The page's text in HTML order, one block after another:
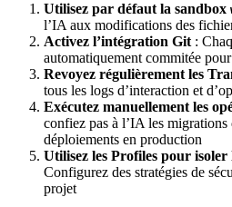
Utilisez par défaut la sandbox
l’IA aux modifications des
Activez l’intégration Git:
automatiquement commitée
Revoyez régulièrement les
tous les logs d’interaction et
Exécutez manuellement les
confiez pas à l’IA les migrations
déploiements en production
Utilisez les Profiles pour isoler
Configurez des stratégies de
projet